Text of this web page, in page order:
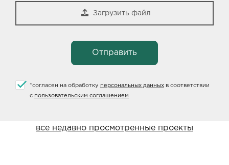
Загрузить файл
*согласен на обработку персональных данных в соответствии
с пользовательским соглашением
все недавно просмотренные проекты